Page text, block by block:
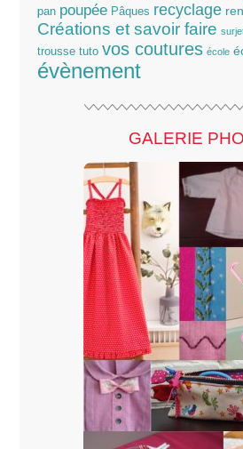
pan poupée Pâques recyclage
Créations et savoir faire
trousse tuto vos coutures école
évènement
GALERIE